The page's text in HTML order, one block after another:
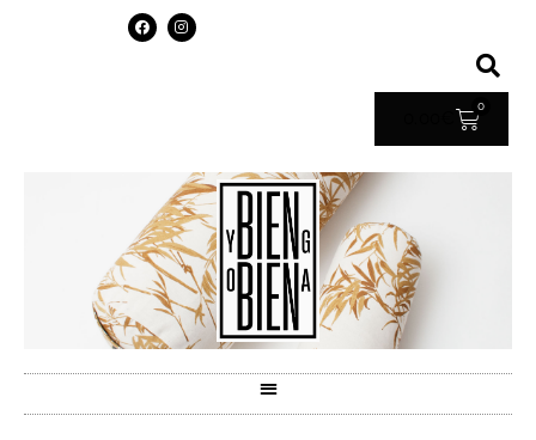
0